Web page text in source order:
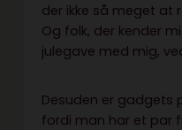
der ikke så meget at
Og folk, der kender
julegave med mig,
Desuden er gadgets
fordi man har et par